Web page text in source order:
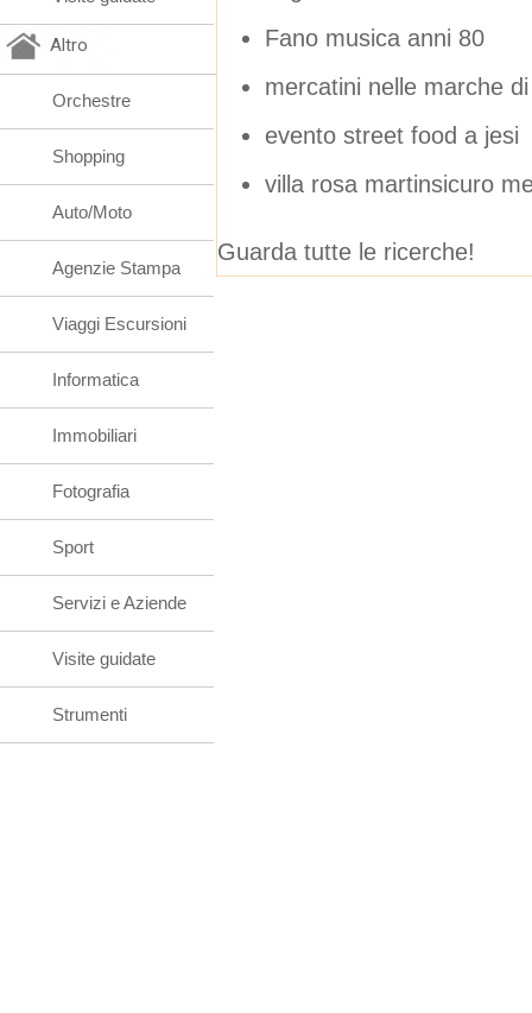
Fano musica anni 80
mercatini nelle marche
evento street food a jesi
villa rosa martinsicuro
Guarda tutte le ricerche!
Altro
Orchestre
Shopping
Auto/Moto
Agenzie Stampa
Viaggi Escursioni
Informatica
Immobiliari
Fotografia
Sport
Servizi e Aziende
Visite guidate
Strumenti